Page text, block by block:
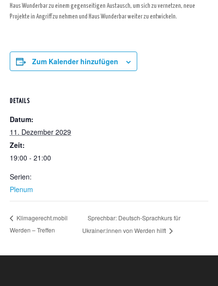
Haus Wunderbar zu einem gegenseitigen Austausch, um sich zu vernetzen, neue
Projekte in Angriff zu nehmen und Haus Wunderbar weiter zu entwickeln.
Zum Kalender hinzufügen
DETAILS
Datum:
11. Dezember 2029
Zeit:
19:00 - 21:00
Serien:
Plenum
Klimagerecht.mobil
Werden – Treffen
Sprechbar: Deutsch-Sprachkurs für
Ukrainer:innen von Werden hilft